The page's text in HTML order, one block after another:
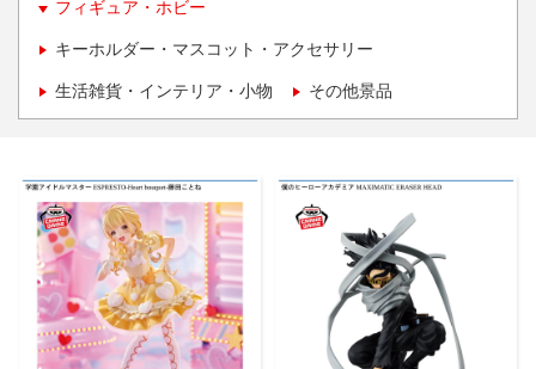
フィギュア・ホビー
キーホルダー・マスコット・アクセサリー
生活雑貨・インテリア・小物 その他景品